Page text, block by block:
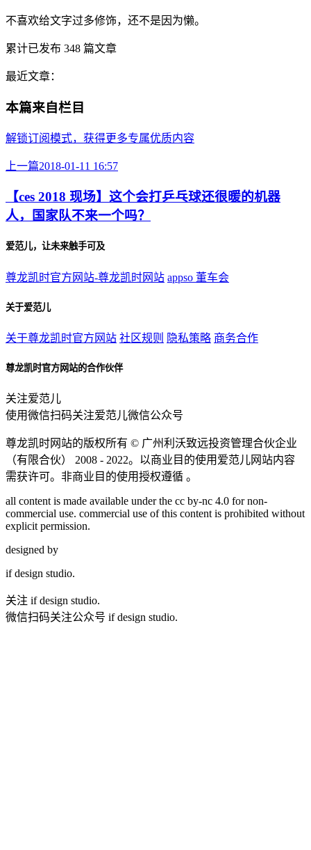
不喜欢给文字过多修饰，还不是因为懒。
累计已发布 348 篇文章
最近文章：
本篇来自栏目
解锁订阅模式，获得更多专属优质内容
上一篇2018-01-11 16:57
【ces 2018 现场】这个会打乒乓球还很暖的机器
人，国家队不来一个吗？
爱范儿，让未来触手可及
尊龙凯时官方网站-尊龙凯时网站 appso 董车会
关于爱范儿
关于尊龙凯时官方网站 社区规则 隐私策略 商务合作
尊龙凯时官方网站的合作伙伴
关注爱范儿
使用微信扫码关注爱范儿微信公众号
尊龙凯时网站的版权所有 © 广州利沃致远投资管理合伙企业
（有限合伙）
2008 - 2022。以商业目的使用爱范儿网站内容
需获许可。非商业目的使用授权遵循 。
all content is made available under the cc by-nc 4.0 for non-
commercial use. commercial use of this content is prohibited without
explicit permission.
designed by
if design studio.
关注 if design studio.
微信扫码关注公众号 if design studio.